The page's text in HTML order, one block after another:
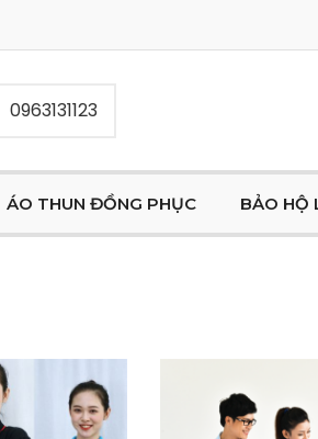
0963131123
ÁO THUN ĐỒNG PHỤC BẢO HỘ